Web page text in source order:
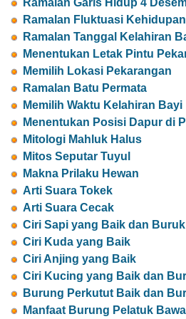
Ramalan Garis Hidup 4
Ramalan Fluktuasi
Ramalan Tanggal Kelahiran
Menentukan Letak Pintu
Memilih Lokasi Pekarangan
Ramalan Batu Permata
Memilih Waktu Kelahiran Bayi
Menentukan Posisi Dapur di
Mitologi Mahluk Halus
Mitos Seputar Tuyul
Makna Prilaku Hewan
Arti Suara Tokek
Arti Suara Cecak
Ciri Sapi yang Baik dan Buruk
Ciri Kuda yang Baik
Ciri Anjing yang Baik
Ciri Kucing yang Baik dan
Burung Perkutut Baik dan
Manfaat Burung Pelatuk